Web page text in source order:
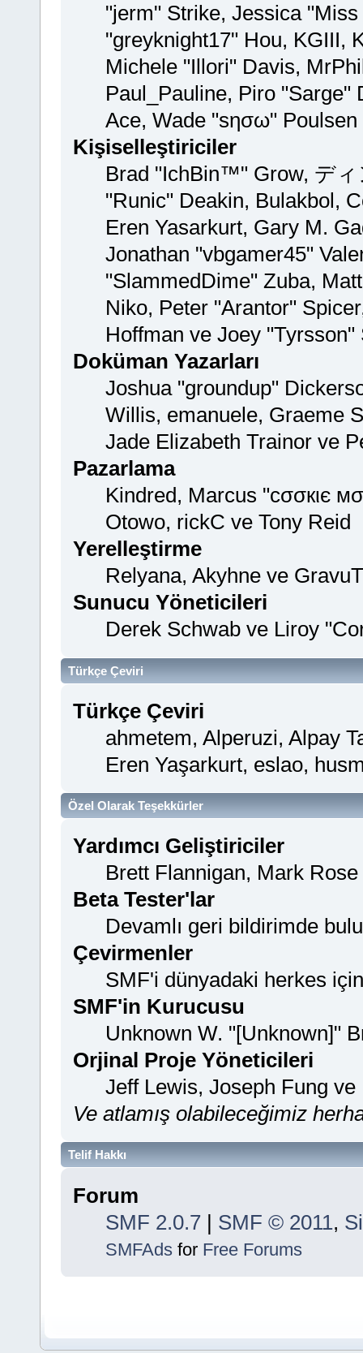
"jerm" Strike, Jessica
"greyknight17" Hou, KGIII,
Michele "Illori" Davis,
Paul_Pauline, Piro "Sarge"
Ace, Wade "sησω" Poulsen
Kişiselleştiriciler
Brad "IchBin™" Grow, デ
"Runic" Deakin, Bulakbol,
Eren Yasarkurt, Gary M.
Jonathan "vbgamer45"
"SlammedDime" Zuba,
Niko, Peter "Arantor"
Hoffman ve Joey "Tyrsson"
Doküman Yazarları
Joshua "groundup"
Willis, emanuele, Graeme
Jade Elizabeth Trainor ve
Pazarlama
Kindred, Marcus "cσσкιє
Otowo, rickC ve Tony Reid
Yerelleştirme
Relyana, Akyhne ve
Sunucu Yöneticileri
Derek Schwab ve Liroy
Türkçe Çeviri
Türkçe Çeviri
ahmetem, Alperuzi, Alpay
Eren Yaşarkurt, eslao,
Özel Olarak Teşekkürler
Yardımcı Geliştiriciler
Brett Flannigan, Mark
Beta Tester'lar
Devamlı geri bildirimde
Çevirmenler
SMF'i dünyadaki herkes için
SMF'in Kurucusu
Unknown W. "[Unknown]"
Orjinal Proje Yöneticileri
Jeff Lewis, Joseph Fung
Ve atlamış olabileceğimiz
Telif Hakkı
Forum
SMF 2.0.7| SMF © 2011,
SMFAdsfor Free Forums